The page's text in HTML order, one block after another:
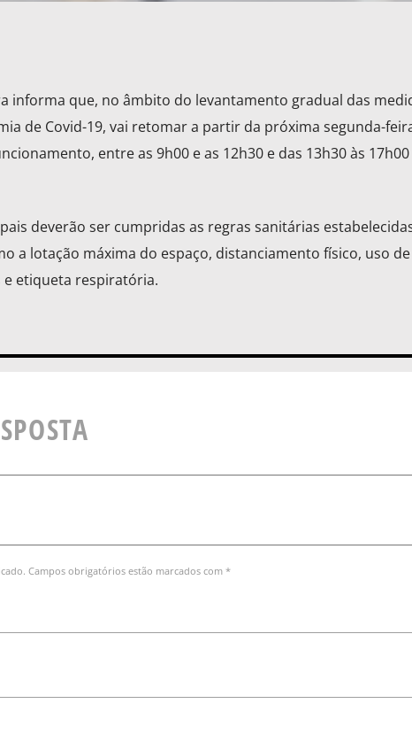
informa que, no âmbito do levantamento gradual das
de Covid-19, vai retomar a partir da próxima segunda-
entre as 9h00 e as 12h30 e das 13h30 às 17h00
deverão ser cumpridas as regras sanitárias
a lotação máxima do espaço, distanciamento físico, uso de
e etiqueta respiratória.
Campos obrigatórios estão marcados com *